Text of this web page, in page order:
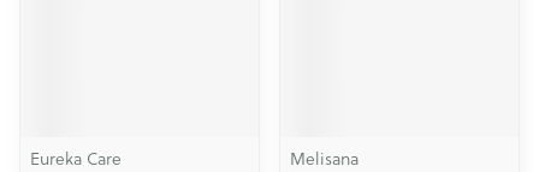
Eureka Care Melisana